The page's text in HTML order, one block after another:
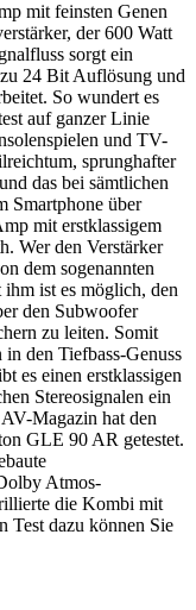
mit feinsten Genen
der 600 Watt
sorgt ein
24 Bit Auflösung und
So wundert es
auf ganzer Linie
und TV-
sprunghafter
das bei sämtlichen
Smartphone über
mit erstklassigem
Wer den Verstärker
dem sogenannten
ist es möglich, den
den Subwoofer
zu leiten. Somit
den Tiefbass-Genuss
es einen erstklassigen
Stereosignalen ein
Magazin hat den
GLE 90 AR getestet.
Atmos-
die Kombi mit
Test dazu können Sie